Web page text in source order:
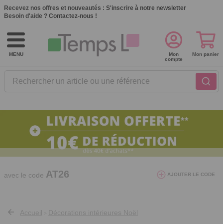
Recevez nos offres et nouveautés : S'inscrire à notre newsletter
Besoin d'aide ? Contactez-nous !
MENU
Rechercher un article ou une référence
Mon
compte
Mon panier
10€ de réduction dès 40€ d'achat. Offre
valable du 03/08/2026 au 12/08/2026.
avec le code AT26 AJOUTER LE CODE
Accueil Décorations intérieures Noël